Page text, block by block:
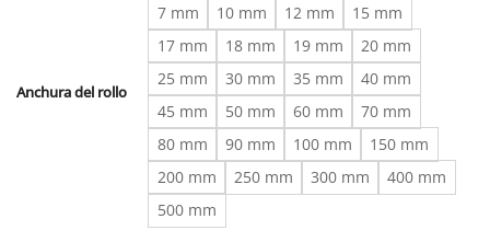
Anchura del rollo
7 mm
10 mm 12 mm
15 mm
17 mm
18 mm 19 mm
20 mm
25 mm
30 mm 35 mm
40 mm
45 mm
50 mm 60 mm
70 mm
80 mm
90 mm 100 mm
150 mm
200 mm
250 mm 300 mm
400 mm
500 mm